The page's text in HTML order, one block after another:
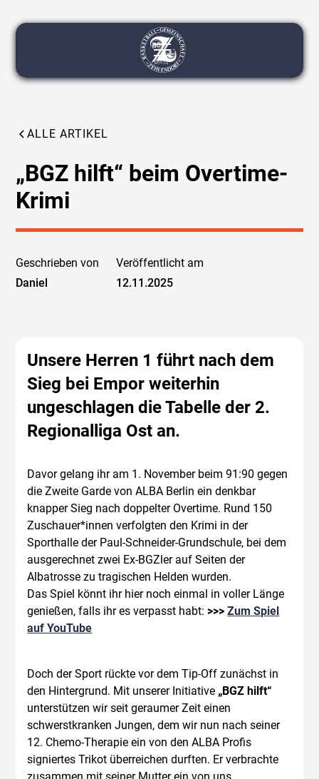
ALLE ARTIKEL
„BGZ hilft“ beim Overtime-
Krimi
Geschrieben von
Daniel
Veröffentlicht am
12.11.2025
Unsere Herren 1 führt nach dem
Sieg bei Empor weiterhin
ungeschlagen die Tabelle der 2.
Regionalliga Ost an.
Davor gelang ihr am 1. November beim 91:90 gegen
die Zweite Garde von ALBA Berlin ein denkbar
knapper Sieg nach doppelter Overtime. Rund 150
Zuschauer*innen verfolgten den Krimi in der
Sporthalle der Paul-Schneider-Grundschule, bei dem
ausgerechnet zwei Ex-BGZler auf Seiten der
Albatrosse zu tragischen Helden wurden.
Das Spiel könnt ihr hier noch einmal in voller Länge
genießen, falls ihr es verpasst habt: >>>Zum Spiel
auf YouTube
Doch der Sport rückte vor dem Tip-Off zunächst in
den Hintergrund. Mit unserer Initiative „BGZ hilft“
unterstützen wir seit geraumer Zeit einen
schwerstkranken Jungen, dem wir nun nach seiner
12. Chemo-Therapie ein von den ALBA Profis
signiertes Trikot überreichen durften. Er verbrachte